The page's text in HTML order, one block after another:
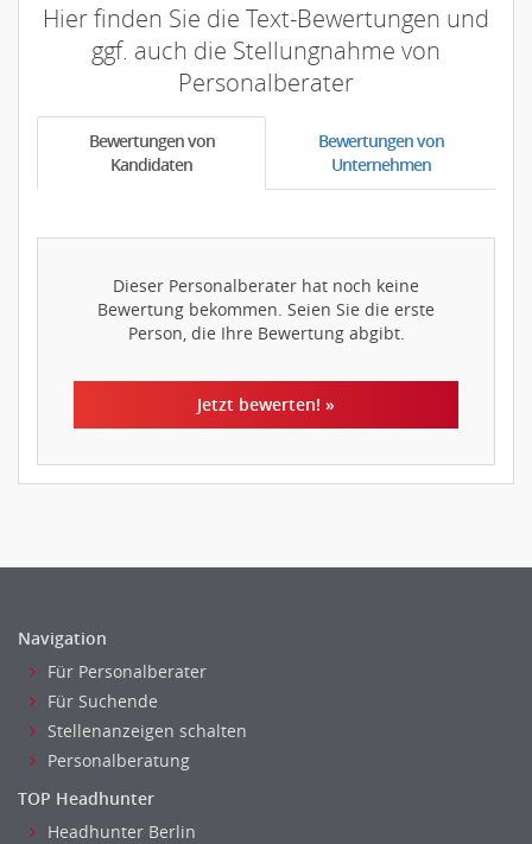
Hier finden Sie die Text-Bewertungen und
ggf. auch die Stellungnahme von
Personalberater
Bewertungen von
Kandidaten
Bewertungen von
Unternehmen
Dieser Personalberater hat noch keine
Bewertung bekommen. Seien Sie die erste
Person, die Ihre Bewertung abgibt.
Jetzt bewerten! »
Navigation
Für Personalberater
Für Suchende
Stellenanzeigen schalten
Personalberatung
TOP Headhunter
Headhunter Berlin